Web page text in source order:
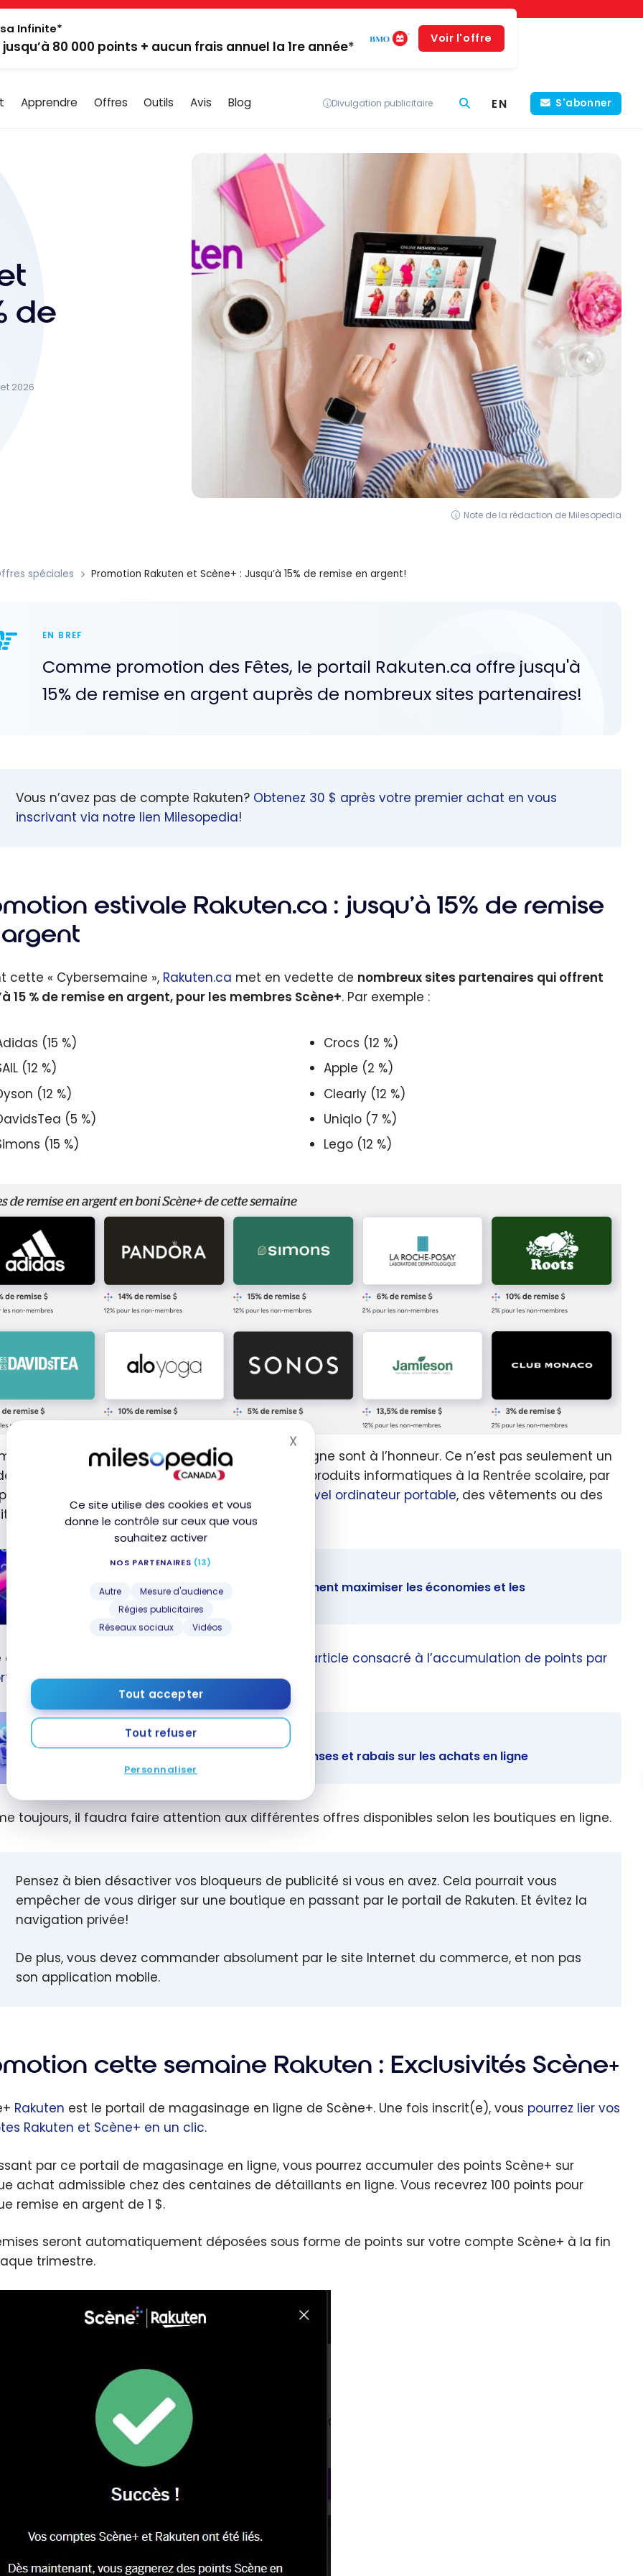
Ce site utilise des cookies et vous
donne le contrôle sur ceux que vous
souhaitez activer
NOS PARTENAIRES (13)
Autre
Mesure d'audience
Régies publicitaires
Réseaux sociaux
Vidéos
Tout accepter
Tout refuser
Personnaliser
XMasquer le bandeau des cookies
Infinite*
80 000 points + aucun frais annuel la 1re année*
Voir l'offre
Apprendre Offres Outils Avis Blog Divulgation publicitaire EN S'abonner
de
2026
Note de la rédaction de Milesopedia
spéciales Promotion Rakuten et Scène+ : Jusqu’à 15% de remise en argent!
EN BREF
Comme promotion des Fêtes, le portail Rakuten.ca offre jusqu'à
15% de remise en argent auprès de nombreux sites partenaires!
Vous n’avez pas de compte Rakuten? Obtenez 30 $ après votre premier achat en vous
inscrivant via notre lien Milesopedia!
estivale Rakuten.ca : jusqu’à 15% de remise
cette « Cybersemaine », Rakuten.ca met en vedette de nombreux sites partenaires qui offrent
15 % de remise en argent, pour les membres Scène+. Par exemple :
(15 %)
(12 %)
(12 %)
(5 %)
(15 %)
Crocs (12 %)
Apple (2 %)
Clearly (12 %)
Uniqlo (7 %)
Lego (12 %)
que toutes les sortes de commerces en ligne sont à l’honneur. Ce n’est pas seulement un
produits en particulier qui est visé (comme les produits informatiques à la Rentrée scolaire, par
C’est le moment parfait pour
acheter un nouvel ordinateur portable, des vêtements ou des
de beauté.
:
les
et les
Achat d’un ordinateur portable : Comment maximiser les économies et les
récompenses
de rappel, nous avons présenté ce site dans
cet article consacré à l’accumulation de points par
de magasinage en ligne.
: obtenir
les
en ligne
TUTORIELS
Guide : obtenir les meilleures récompenses et rabais sur les achats en ligne
toujours, il faudra faire attention aux différentes offres disponibles selon les boutiques en ligne.
Pensez à bien désactiver vos bloqueurs de publicité si vous en avez. Cela pourrait vous
empêcher de vous diriger sur une boutique en passant par le portail de Rakuten. Et évitez la
navigation privée!
De plus, vous devez commander absolument par le site Internet du commerce, et non pas
son application mobile.
cette semaine Rakuten : Exclusivités Scène+
Rakuten est le portail de magasinage en ligne de Scène+. Une fois inscrit(e), vous pourrez lier vos
Rakuten et Scène+ en un clic.
par ce portail de magasinage en ligne, vous pourrez accumuler des points Scène+ sur
achat admissible chez des centaines de détaillants en ligne. Vous recevrez 100 points pour
remise en argent de 1 $.
seront automatiquement déposées sous forme de points sur votre compte Scène+ à la fin
trimestre.